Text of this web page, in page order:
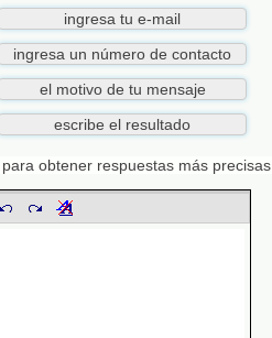
obtener respuestas más precisas.